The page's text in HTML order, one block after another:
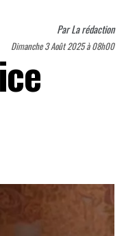
ParLa rédaction
Dimanche 3 Août 2025 à 08h00